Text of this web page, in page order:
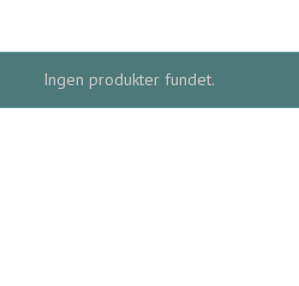
Ingen produkter fundet.